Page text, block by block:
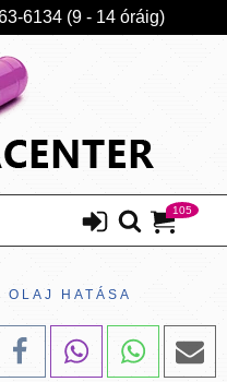
6134 (9 - 14 óráig)
105
OLAJ HATÁSA